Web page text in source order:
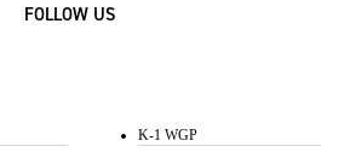
FOLLOW US
K-1 WGP